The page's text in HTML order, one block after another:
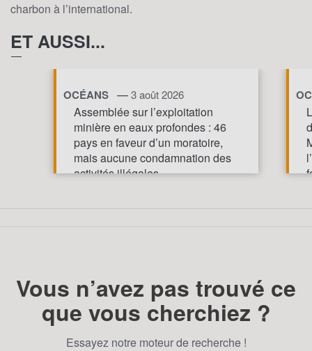
charbon à l’international.
ET AUSSI...
OCÉANS —3 août 2026
Assemblée sur l’exploitation
minière en eaux profondes : 46
pays en faveur d’un moratoire,
mais aucune condamnation des
activités illégales
Vous n’avez pas trouvé ce
que vous cherchiez ?
Essayez notre moteur de recherche !